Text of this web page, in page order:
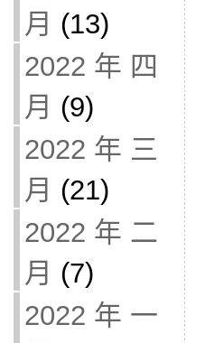
月 (13)
2022 年 四
月 (9)
2022 年 三
月 (21)
2022 年 二
月 (7)
2022 年 一